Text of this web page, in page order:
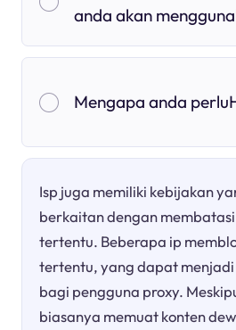
anda akan
Mengapa anda
Isp juga memiliki kebijakan
berkaitan dengan
tertentu. Beberapa ip
tertentu, yang dapat
bagi pengguna proxy.
biasanya memuat konten